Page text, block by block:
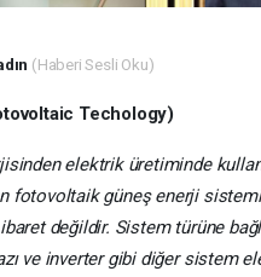
(Haberi Sesli Oku)
Techology)
elektrik üretiminde
fotovoltaik güneş enerji
değildir. Sistem türüne
ve inverter gibi diğer sistem